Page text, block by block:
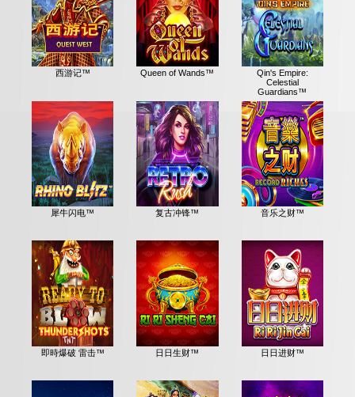
西游记™ Queen of Wands™
Qin's Empire:
Celestial
Guardians™
犀牛闪电™ 复古冲锋™ 音乐之财™
即時爆破 雷击™ 日日生财™ 日日进财™